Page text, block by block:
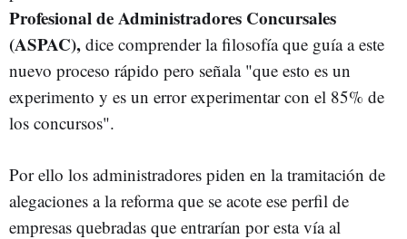
Profesional de Administradores Concursales
(ASPAC), dice comprender la filosofía que guía a este
nuevo proceso rápido pero señala "que esto es un
experimento y es un error experimentar con el 85% de
los concursos".
Por ello los administradores piden en la tramitación de
alegaciones a la reforma que se acote ese perfil de
empresas quebradas que entrarían por esta vía al